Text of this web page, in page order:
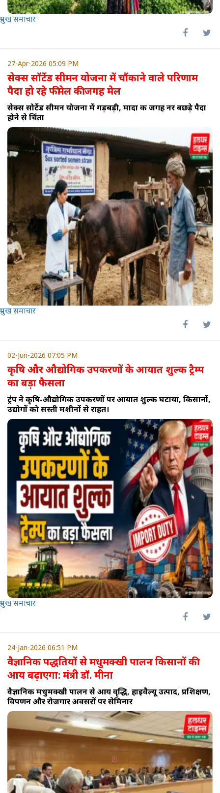
प्रमुख समाचार
27-Apr-2026 05:09 PM
सेक्स सॉर्टेड सीमन योजना में चौंकाने वाले परिणाम
पैदा हो रहे फीमेल की जगह मेल
सेक्स सोर्टेड सीमन योजना में गड़बड़ी, मादा की जगह नर बछड़े पैदा
होने से चिंता
प्रमुख समाचार
02-Jun-2026 07:05 PM
कृषि और औद्योगिक उपकरणों के आयात शुल्क ट्रैम्प
का बड़ा फैसला
ट्रंप ने कृषि-औद्योगिक उपकरणों पर आयात शुल्क घटाया, किसानों,
उद्योगों को सस्ती मशीनों से राहत।
प्रमुख समाचार
24-Jan-2026 06:51 PM
वैज्ञानिक पद्धतियों से मधुमक्खी पालन किसानों की
आय बढ़ाएगा: मंत्री डॉ. मीना
वैज्ञानिक मधुमक्खी पालन से आय वृद्धि, हाइवैल्यू उत्पाद, प्रशिक्षण,
विपणन और रोजगार अवसरों पर सेमिनार